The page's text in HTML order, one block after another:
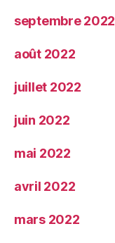
septembre 2022
août 2022
juillet 2022
juin 2022
mai 2022
avril 2022
mars 2022